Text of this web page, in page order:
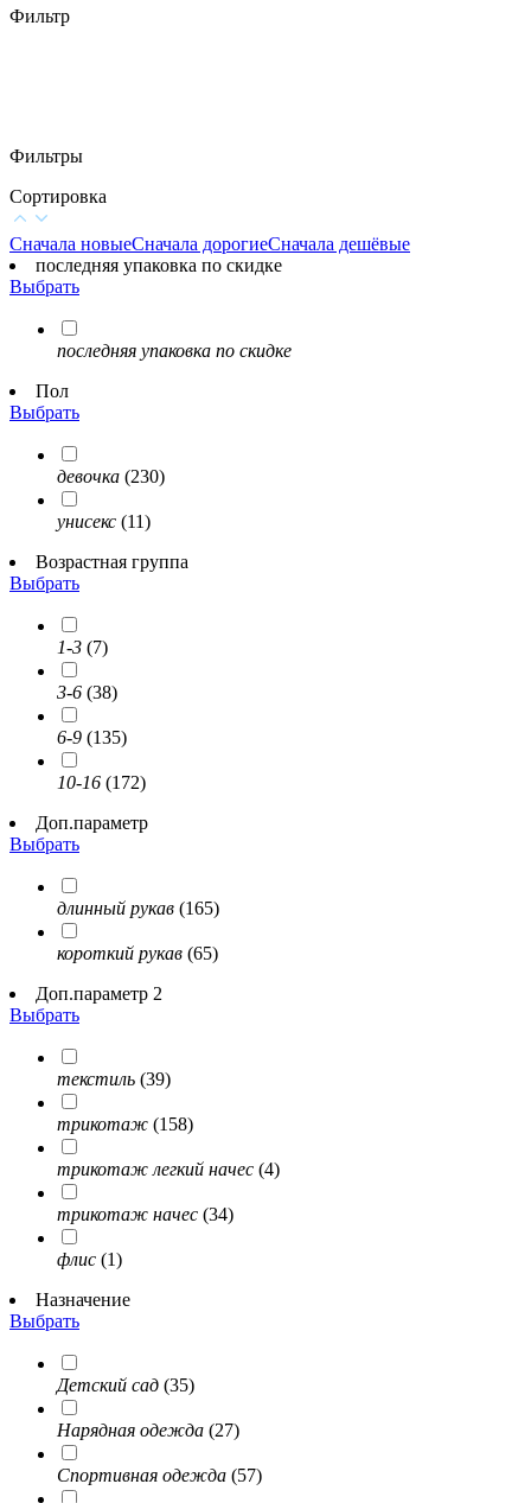
Фильтр
Фильтры
Сортировка
Сначала новыеСначала дорогиеСначала дешёвые
последняя упаковка по скидке
Выбрать
последняя упаковка по скидке
Пол
Выбрать
девочка (230)
унисекс (11)
Возрастная группа
Выбрать
1-3 (7)
3-6 (38)
6-9 (135)
10-16 (172)
Доп.параметр
Выбрать
длинный рукав (165)
короткий рукав (65)
Доп.параметр 2
Выбрать
текстиль (39)
трикотаж (158)
трикотаж легкий начес (4)
трикотаж начес (34)
флис (1)
Назначение
Выбрать
Детский сад (35)
Нарядная одежда (27)
Спортивная одежда (57)